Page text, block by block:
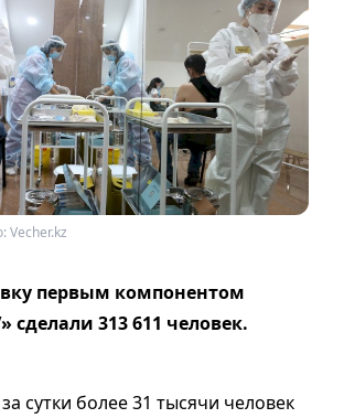
Vecher.kz
первым компонентом
сделали 313 611 человек.
сутки более 31 тысячи человек